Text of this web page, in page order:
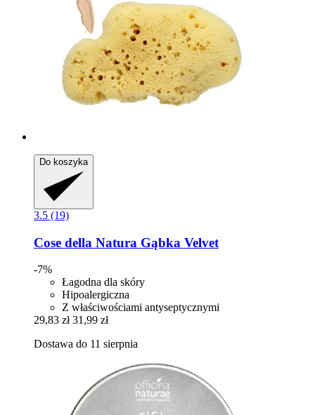
Do koszyka
3.5 (19)
Cose della Natura Gąbka Velvet
-7%
Łagodna dla skóry
Hipoalergiczna
Z właściwościami antyseptycznymi
29,83 zł 31,99 zł
Dostawa do 11 sierpnia